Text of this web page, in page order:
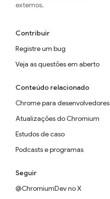
externos.
Contribuir
Registre um bug
Veja as questões em aberto
Conteúdo relacionado
Chrome para desenvolvedores
Atualizações do Chromium
Estudos de caso
Podcasts e programas
Seguir
@ChromiumDev no X